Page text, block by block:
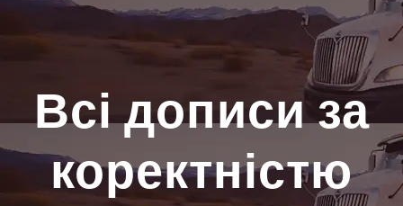
Всі дописи за
коректністю